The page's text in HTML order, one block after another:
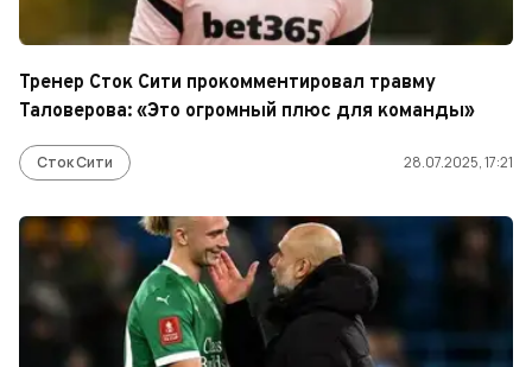
Тренер Сток Сити прокомментировал травму
Таловерова: «Это огромный плюс для команды»
Сток Сити 28.07.2025, 17:21